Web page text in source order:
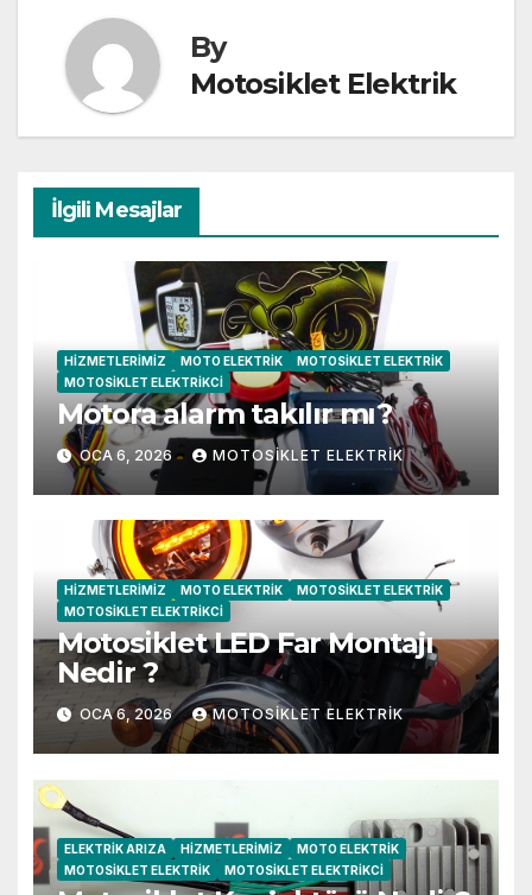
By
Motosiklet Elektrik
İlgili Mesajlar
HIZMETLERIMIZ MOTO ELEKTRIK
MOTOSIKLET ELEKTRIK
MOTOSIKLET ELEKTRIKCI
Motora alarm takılır mı?
OCA 6, 2026 MOTOSIKLET ELEKTRIK
HIZMETLERIMIZ MOTO ELEKTRIK
MOTOSIKLET ELEKTRIK
MOTOSIKLET ELEKTRIKCI
Motosiklet LED Far Montajı
Nedir ?
OCA 6, 2026 MOTOSIKLET ELEKTRIK
ELEKTRIK ARIZA HIZMETLERIMIZ
MOTO ELEKTRIK
MOTOSIKLET ELEKTRIK
MOTOSIKLET ELEKTRIKCI